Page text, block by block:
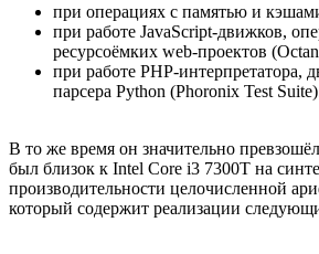
при операциях с памятью и
при работе JavaScript-движков,
ресурсоёмких web-проектов
при работе PHP-интерпретатора,
парсера Python (Phoronix Test
В то же время он значительно
был близок к Intel Core i3 7300T на
производительности целочисленной
который содержит реализации